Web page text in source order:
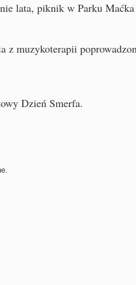
lata, piknik w Parku
Dzień Smerfa.